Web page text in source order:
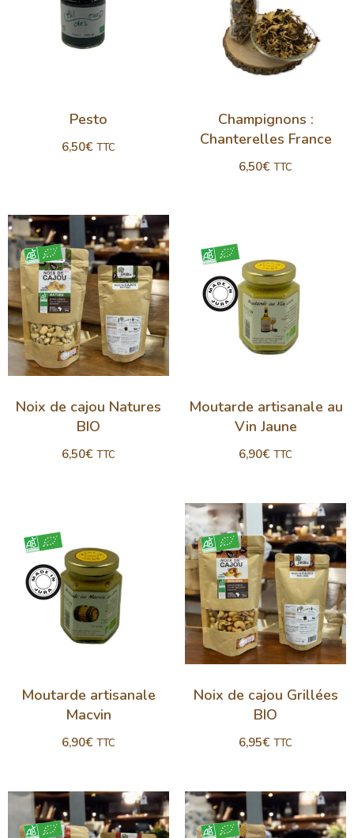
Pesto
6,50€ TTC
Champignons :
Chanterelles France
6,50€ TTC
Noix de cajou Natures
BIO
6,50€ TTC
Moutarde artisanale au
Vin Jaune
6,90€ TTC
Moutarde artisanale
Macvin
6,90€ TTC
Noix de cajou Grillées
BIO
6,95€ TTC